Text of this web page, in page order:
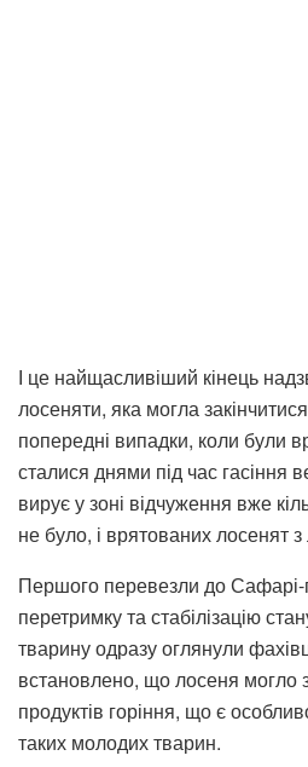
І це найщасливіший кінець
лосеняти, яка могла
попередні випадки, коли були
сталися днями під час гасіння
вирує у зоні відчуження вже
не було, і врятованих лосенят з
Першого перевезли до
перетримку та стабілізацію
тварину одразу оглянули
встановлено, що лосеня могло
продуктів горіння, що є
таких молодих тварин.